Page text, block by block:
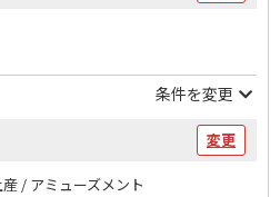
条件を変更
変更
/ アミューズメント